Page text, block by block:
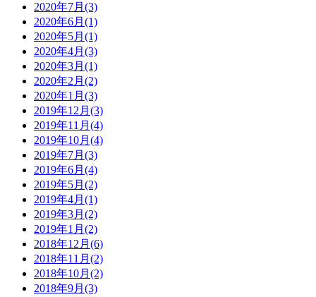
2020年7月(3)
2020年6月(1)
2020年5月(1)
2020年4月(3)
2020年3月(1)
2020年2月(2)
2020年1月(3)
2019年12月(3)
2019年11月(4)
2019年10月(4)
2019年7月(3)
2019年6月(4)
2019年5月(2)
2019年4月(1)
2019年3月(2)
2019年1月(2)
2018年12月(6)
2018年11月(2)
2018年10月(2)
2018年9月(3)